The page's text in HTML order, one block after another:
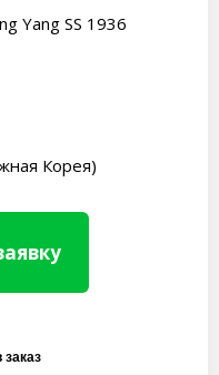
Yang SS 1936
Корея)